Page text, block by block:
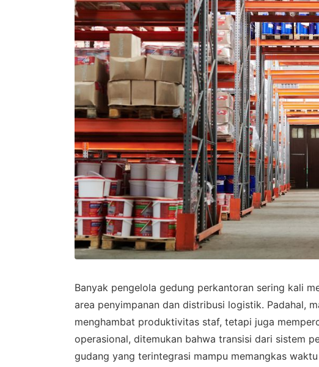
Banyak pengelola gedung perkantoran sering kali
area penyimpanan dan distribusi logistik. Padahal,
menghambat produktivitas staf, tetapi juga
operasional, ditemukan bahwa transisi dari sistem
gudang yang terintegrasi mampu memangkas